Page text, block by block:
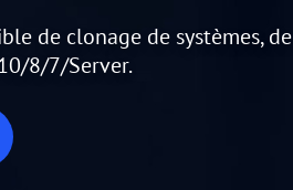
de clonage de systèmes,
8/7/Server.